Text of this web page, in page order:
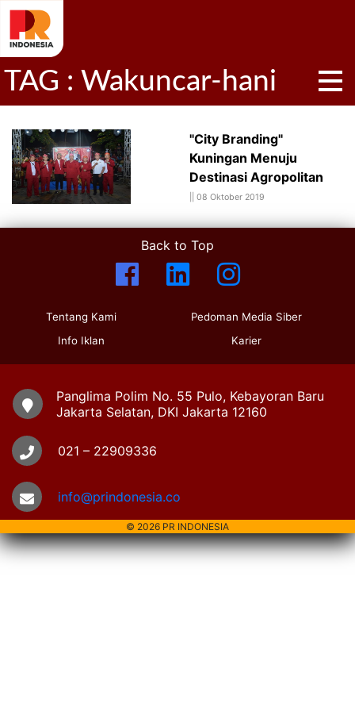
TAG : Wakuncar-hani
"City Branding"
Kuningan Menuju
Destinasi Agropolitan
08 Oktober 2019
Back to Top
Tentang Kami
Info Iklan
Pedoman Media Siber
Karier
Panglima Polim No. 55 Pulo, Kebayoran Baru
Jakarta Selatan, DKI Jakarta 12160
021 – 22909336
info@prindonesia.co
© 2026 PR INDONESIA